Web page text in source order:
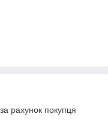
рахунок покупця